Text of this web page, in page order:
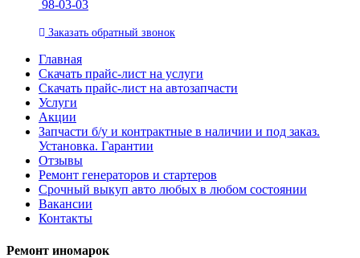
98-03-03
Заказать обратный звонок
Главная
Скачать прайс-лист на услуги
Скачать прайс-лист на автозапчасти
Услуги
Акции
Запчасти б/у и контрактные в наличии и под заказ.
Установка. Гарантии
Отзывы
Ремонт генераторов и стартеров
Cрочный выкуп авто любых в любом состоянии
Вакансии
Контакты
Ремонт иномарок